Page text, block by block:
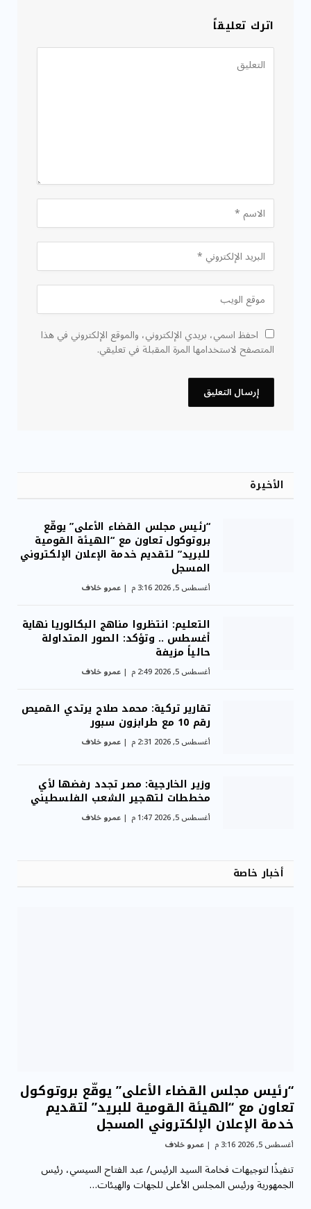
اترك تعليقاً
احفظ اسمي، بريدي الإلكتروني، والموقع الإلكتروني في هذا
المتصفح لاستخدامها المرة المقبلة في تعليقي.
الأخيرة
“رئيس مجلس القضاء الأعلى” يوقّع
بروتوكول تعاون مع “الهيئة القومية
للبريد” لتقديم خدمة الإعلان الإلكتروني
المسجل
أغسطس 5, 2026 3:16 م عمرو خلاف
التعليم: انتظروا مناهج البكالوريا نهاية
أغسطس .. وتؤكد: الصور المتداولة
حالياً مزيفة
أغسطس 5, 2026 2:49 م عمرو خلاف
تقارير تركية: محمد صلاح يرتدي القميص
رقم 10 مع طرابزون سبور
أغسطس 5, 2026 2:31 م عمرو خلاف
وزير الخارجية: مصر تجدد رفضها لأي
مخططات لتهجير الشعب الفلسطيني
أغسطس 5, 2026 1:47 م عمرو خلاف
أخبار خاصة
“رئيس مجلس القضاء الأعلى” يوقّع بروتوكول
تعاون مع “الهيئة القومية للبريد” لتقديم
خدمة الإعلان الإلكتروني المسجل
أغسطس 5, 2026 3:16 م عمرو خلاف
تنفيذًا لتوجيهات فخامة السيد الرئيس/ عبد الفتاح السيسي، رئيس
الجمهورية ورئيس المجلس الأعلى للجهات والهيئات…